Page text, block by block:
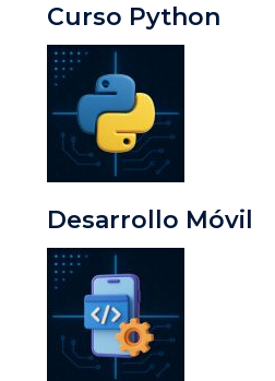
Curso Python
Desarrollo Móvil